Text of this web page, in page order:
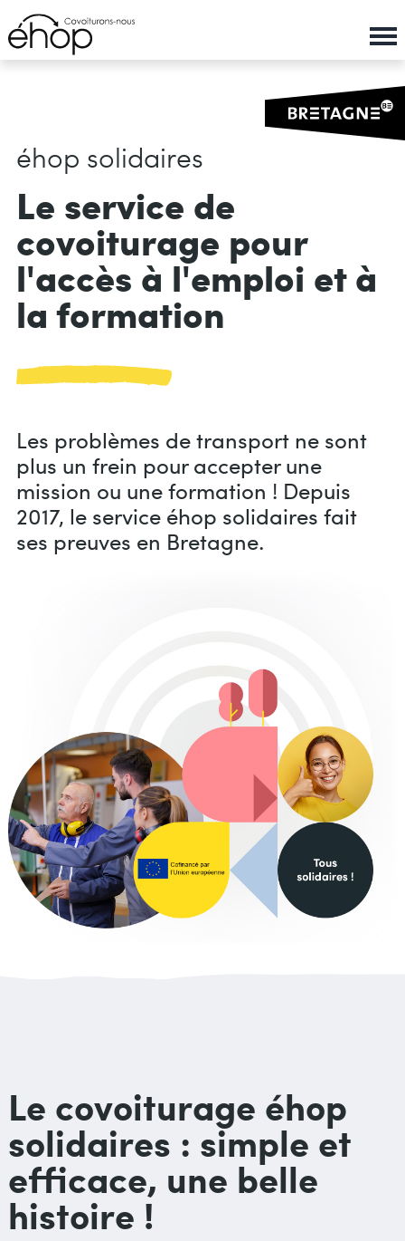
éhop solidaires
Le service de
covoiturage pour
l'accès à l'emploi et à
la formation
Les problèmes de transport ne sont
plus un frein pour accepter une
mission ou une formation ! Depuis
2017, le service éhop solidaires fait
ses preuves en Bretagne.
Le covoiturage éhop
solidaires : simple et
efficace, une belle
histoire !